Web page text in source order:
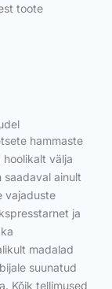
toote
hammaste
välja
ainult
vajaduste
ja
madalad
suunatud
Kõik tellimused